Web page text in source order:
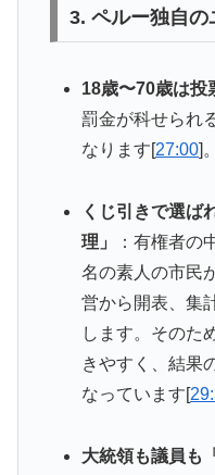
3. ペルー独自
18歳〜70歳は投
罰金が科せられ
なります[27:00]。
くじ引きで選ば
理」
：有権者の
名の素人の市民
営から開表、集
します。そのた
きやすく、結果
なっています[
大統領も議員も